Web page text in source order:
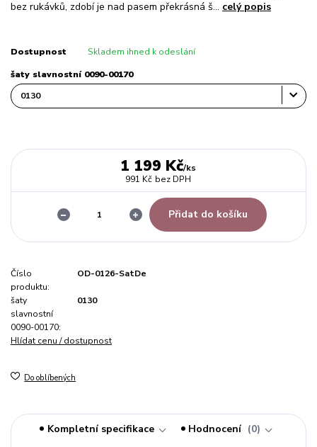
bez rukávků, zdobí je nad pasem překrásná š... celý popis
Dostupnost Skladem ihned k odeslání
šaty slavnostní 0090-00170
1 199 Kč/ks
991 Kč bez DPH
Přidat do košíku
Číslo
produktu:
OD-0126-SatDe
šaty
slavnostní
0090-00170:
0130
Hlídat cenu / dostupnost
Do oblíbených
Kompletní specifikace Hodnocení
0